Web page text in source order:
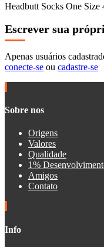
Headbutt Socks One Size
Escrever sua
Apenas usuários
conecte-se ou cadastre-se
Sobre nos
Origens
Valores
Qualidade
1%
Amigos
Contato
Info